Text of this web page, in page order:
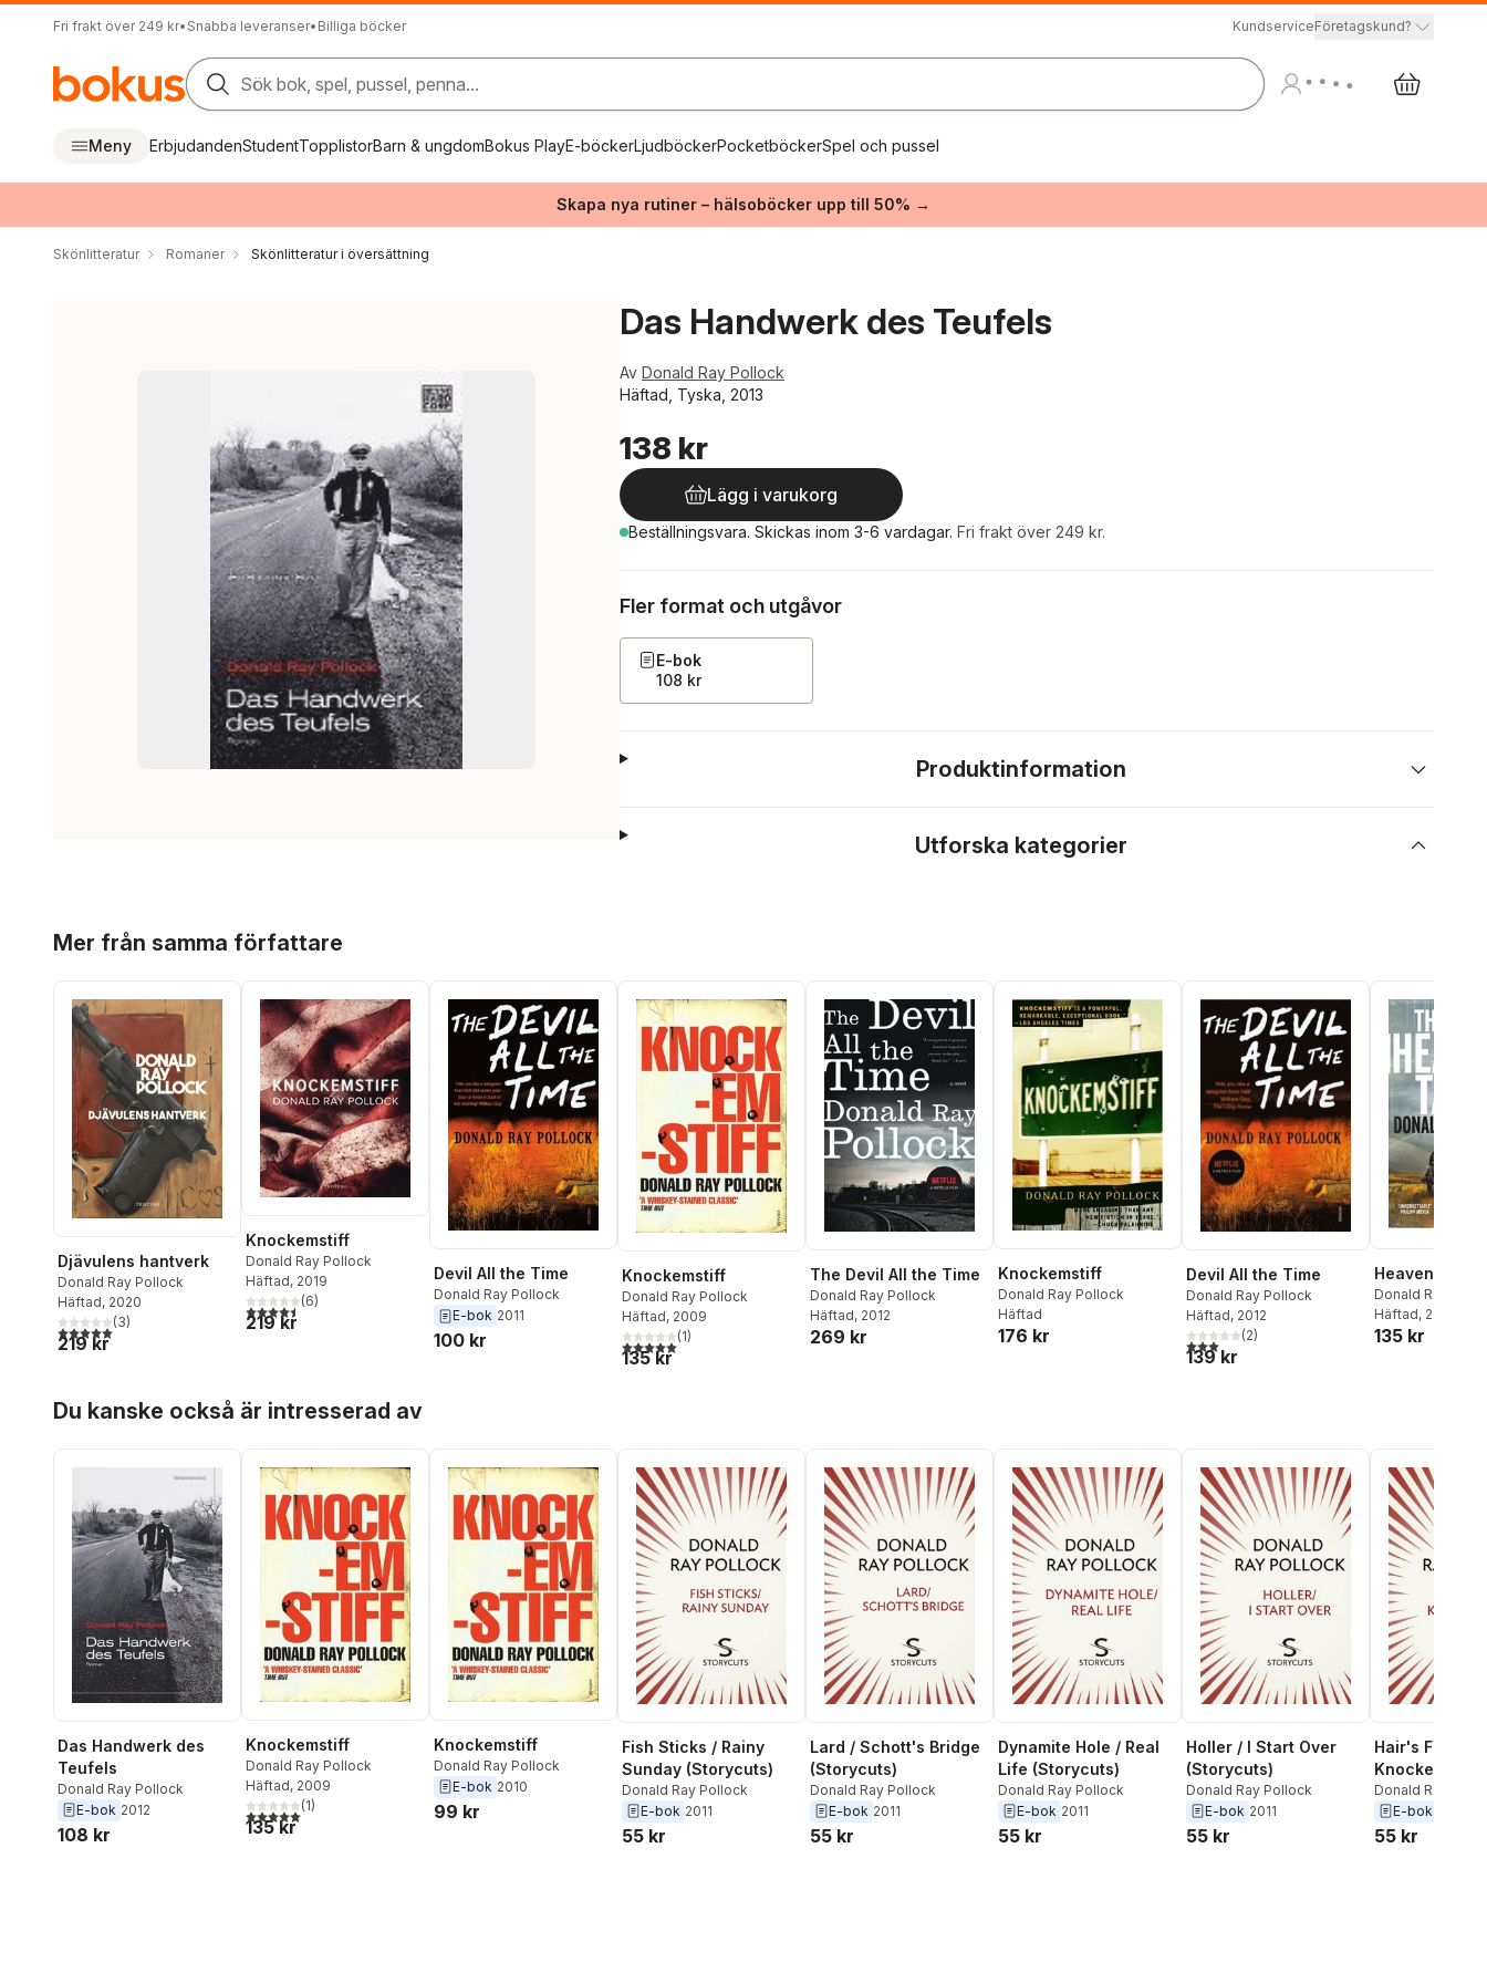
Fri frakt över 249 kr• Snabba leveranser• Billiga böcker KundserviceFöretagskund?
Sök bok, spel, pussel, penna...
Meny ErbjudandenStudentTopplistorBarn & ungdomBokus PlayE-böckerLjudböckerPocketböckerSpel och pussel
Skapa nya rutiner – hälsoböcker upp till 50% →
Skönlitteratur Romaner Skönlitteratur i översättning
Das Handwerk des Teufels
Av Donald Ray Pollock
Häftad, Tyska, 2013
138 kr
Lägg i varukorg
Beställningsvara. Skickas inom 3-6 vardagar. Fri frakt över 249 kr.
Fler format och utgåvor
E-bok
108 kr
Produktinformation
Utforska kategorier
Mer från samma författare
Djävulens hantverk
Donald Ray Pollock
Häftad, 2020
5,0utav 5 stjärnor. Totalt antal röster:
(3)
219 kr
Knockemstiff
Donald Ray Pollock
Häftad, 2019
4,5utav 5 stjärnor. Totalt antal röster:
(6)
219 kr
Devil All the Time
Donald Ray Pollock
E-bok 2011
100 kr
Knockemstiff
Donald Ray Pollock
Häftad, 2009
5,0utav 5 stjärnor. Totalt antal röster:
(1)
135 kr
The Devil All the Time
Donald Ray Pollock
Häftad, 2012
269 kr
Knockemstiff
Donald Ray Pollock
Häftad
176 kr
Devil All the Time
Donald Ray Pollock
Häftad, 2012
3,0utav 5 stjärnor. Totalt antal röster:
(2)
139 kr
Heavenly
Donald Ray
Häftad, 2017
135 kr
Du kanske också är intresserad av
Das Handwerk des
Teufels
Donald Ray Pollock
E-bok 2012
108 kr
Knockemstiff
Donald Ray Pollock
Häftad, 2009
5,0utav 5 stjärnor. Totalt antal röster:
(1)
135 kr
Knockemstiff
Donald Ray Pollock
E-bok 2010
99 kr
Fish Sticks / Rainy
Sunday (Storycuts)
Donald Ray Pollock
E-bok 2011
55 kr
Lard / Schott's Bridge
(Storycuts)
Donald Ray Pollock
E-bok 2011
55 kr
Dynamite Hole / Real
Life (Storycuts)
Donald Ray Pollock
E-bok 2011
55 kr
Holler / I Start Over
(Storycuts)
Donald Ray Pollock
E-bok 2011
55 kr
Hair's Fate /
Knockemstiff
(Storycuts)
Donald Ray
E-bok
55 kr